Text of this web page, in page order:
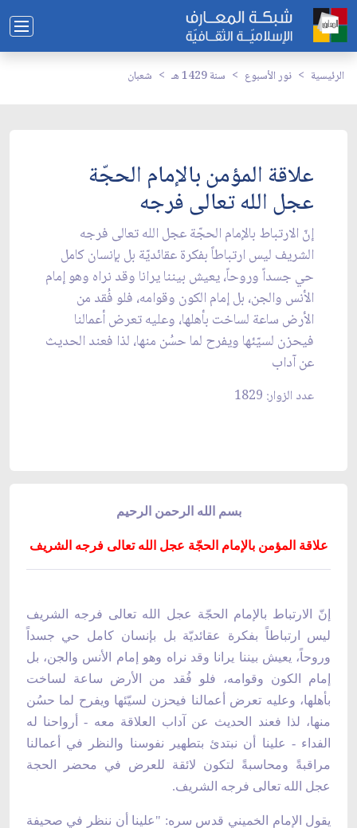
الرئيسية نور الأسبوع سنة 1429 هـ شعبان
علاقة المؤمن بالإمام الحجّة
عجل الله تعالى فرجه
إنّ الارتباط بالإمام الحجّة عجل الله تعالى فرجه
الشريف ليس ارتباطاً بفكرة عقائديّة بل بإنسان كامل
حي جسداً وروحاً، يعيش بيننا يرانا وقد نراه وهو إمام
الأنس والجن، بل إمام الكون وقوامه، فلو فُقد من
الأرض ساعة لساخت بأهلها، وعليه تعرض أعمالنا
فيحزن لسيّئها ويفرح لما حسُن منها، لذا فعند الحديث
عن آداب
عدد الزوار: 1829
بسم الله الرحمن الرحيم
علاقة المؤمن بالإمام الحجّة عجل الله تعالى فرجه الشريف
إنّ الارتباط بالإمام الحجّة عجل الله تعالى فرجه الشريف
ليس ارتباطاً بفكرة عقائديّة بل بإنسان كامل حي جسداً
وروحاً، يعيش بيننا يرانا وقد نراه وهو إمام الأنس والجن، بل
إمام الكون وقوامه، فلو فُقد من الأرض ساعة لساخت
بأهلها، وعليه تعرض أعمالنا فيحزن لسيّئها ويفرح لما حسُن
منها، لذا فعند الحديث عن آداب
العلاقة معه - أرواحنا له
الفداء - علينا أن نبتدئ بتطهير نفوسنا والنظر في أعمالنا
مراقبةً ومحاسبةً لتكون لائقة للعرض في محضر الحجة
عجل الله تعالى فرجه الشريف.
يقول الإمام الخميني قدس سره: "علينا أن ننظر في صحيفة